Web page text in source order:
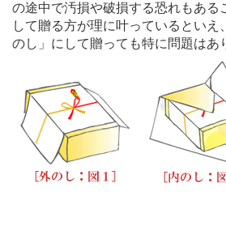
の途中で汚損や破損する恐れもある
して贈る方が理に叶っているといえ
のし」にして贈っても特に問題はあ